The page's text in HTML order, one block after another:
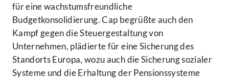
für eine wachstumsfreundliche
Budgetkonsolidierung. Cap begrüßte auch den
Kampf gegen die Steuergestaltung von
Unternehmen, plädierte für eine Sicherung des
Standorts Europa, wozu auch die Sicherung sozialer
Systeme und die Erhaltung der Pensionssysteme